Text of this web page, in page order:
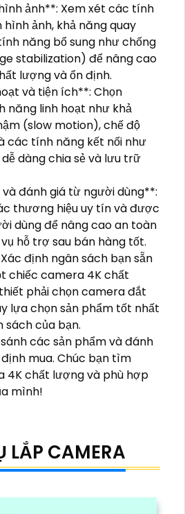
ảnh**: Xem xét các tính
ảnh, khả năng quay
năng bổ sung như chống
stabilization) để nâng cao
lượng và ổn định.
và tiện ích**: Chọn
năng linh hoạt như khả
(slow motion), chế độ
các tính năng kết nối như
dàng chia sẻ và lưu trữ
đánh giá từ người dùng**:
thương hiệu uy tín và được
dùng để nâng cao an toàn
hỗ trợ sau bán hàng tốt.
định ngân sách bạn sẵn
chiếc camera 4K chất
phải chọn camera đắt
lựa chọn sản phẩm tốt nhất
sách của bạn.
các sản phẩm và đánh
mua. Chúc bạn tìm
4K chất lượng và phù hợp
mình!
LẮP CAMERA